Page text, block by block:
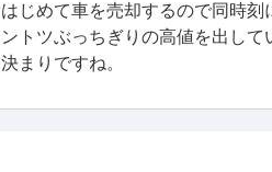
はじめて車を売却するので同時
ントツぶっちぎりの高値を出し
決まりですね。